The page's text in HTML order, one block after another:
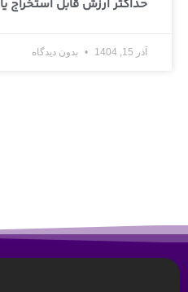
حداکثر ارزش قابل استخراج یا MEV چیست؟
آذر 15, 1404 بدون دیدگاه